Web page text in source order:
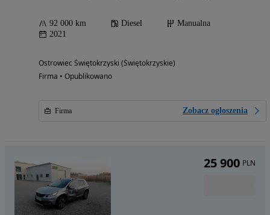
92 000 km Diesel
Manualna
2021
Ostrowiec Świętokrzyski (Świętokrzyskie)
Firma • Opublikowano
Firma Zobacz ogłoszenia
25 900 PLN